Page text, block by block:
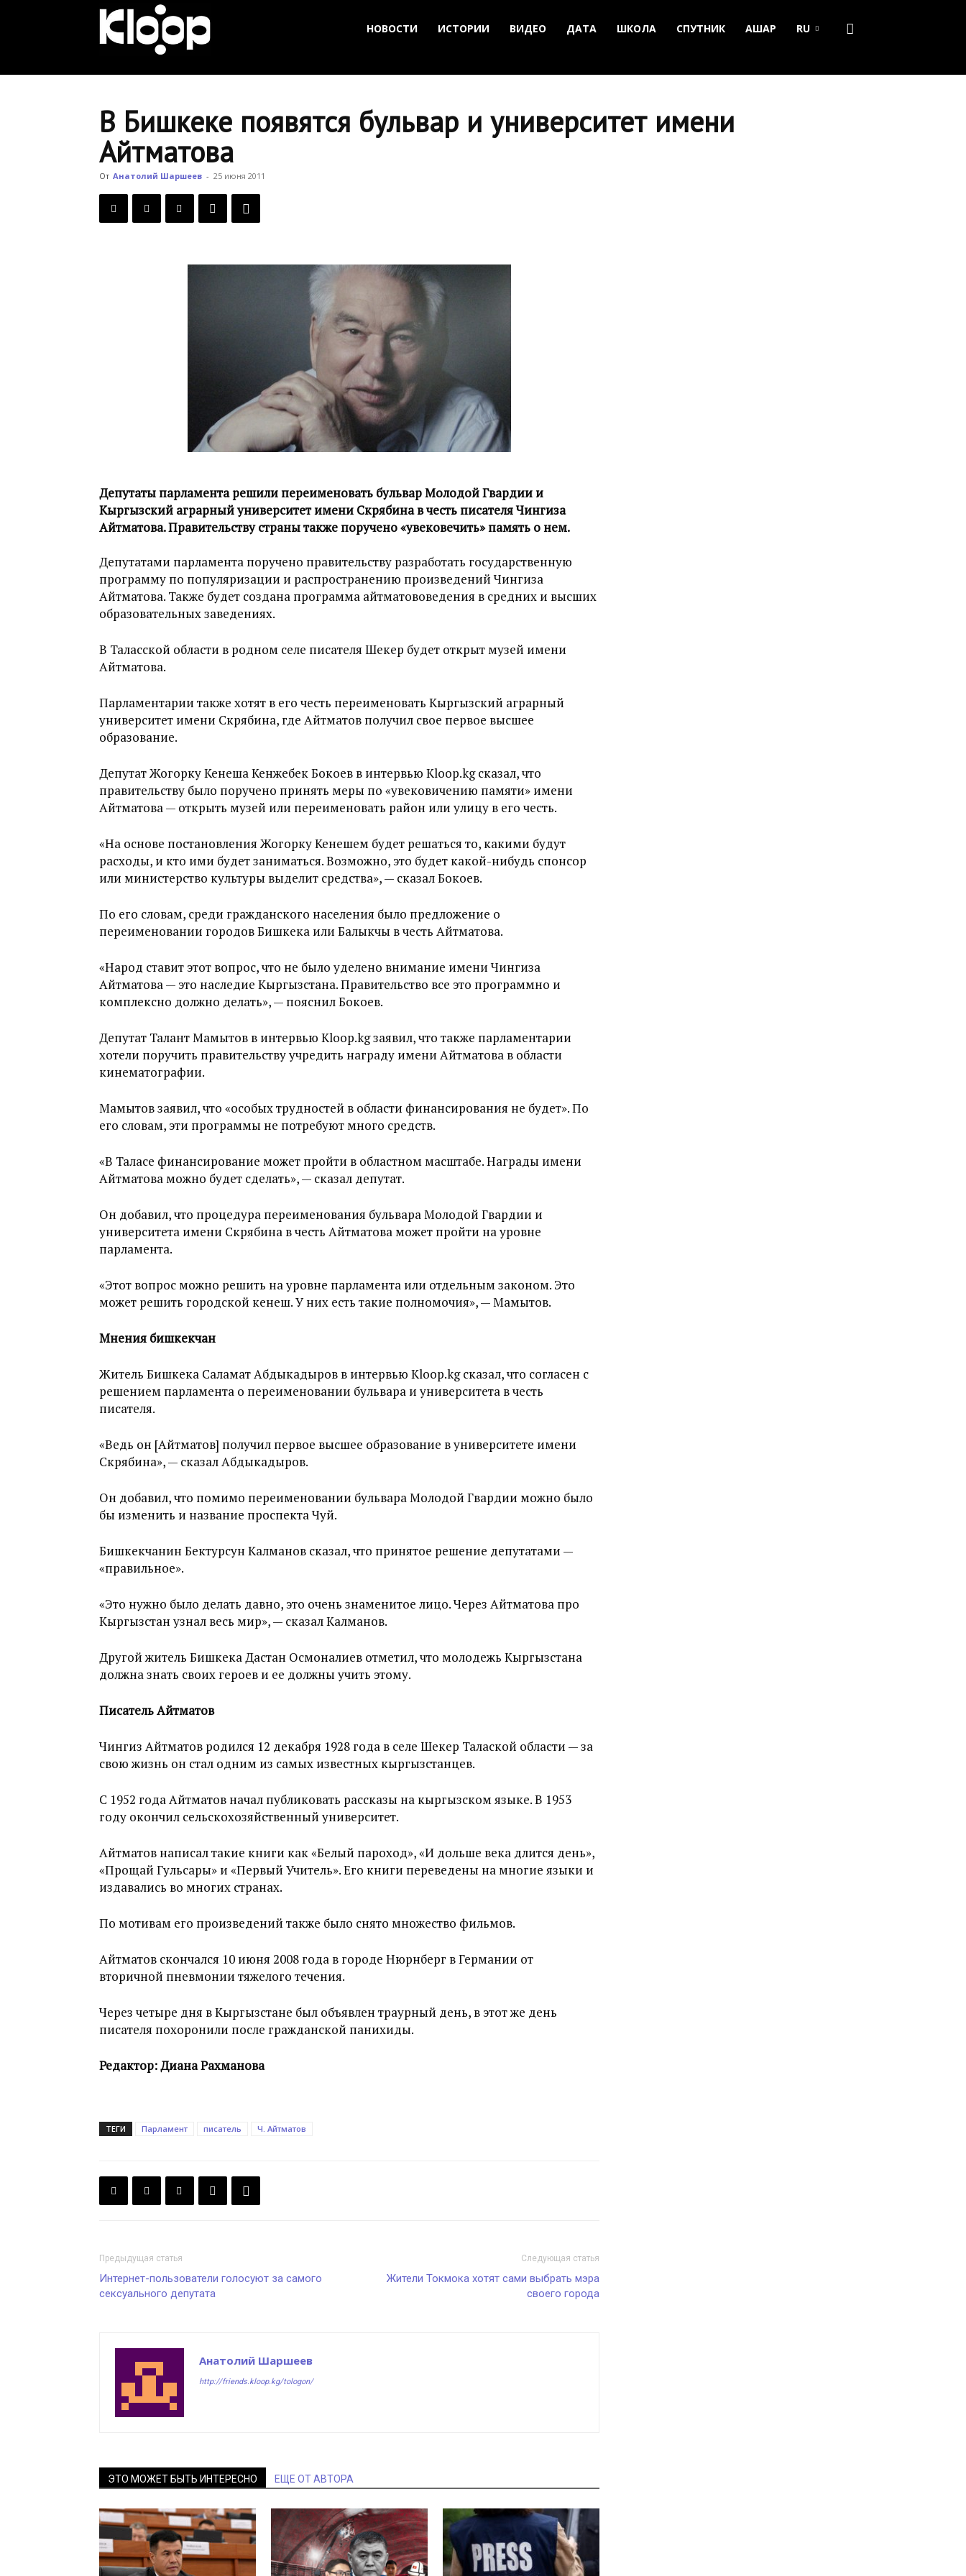
Новости
Кыргызстана
НОВОСТИ ИСТОРИИ ВИДЕО ДАТА ШКОЛА СПУТНИК АШАР RU
В Бишкеке появятся бульвар и университет имени
Айтматова
От Анатолий Шаршеев - 25 июня 2011
Депутаты парламента решили переименовать бульвар Молодой Гвардии и
Кыргызский аграрный университет имени Скрябина в честь писателя Чингиза
Айтматова. Правительству страны также поручено «увековечить» память о нем.
Депутатами парламента поручено правительству разработать государственную
программу по популяризации и распространению произведений Чингиза
Айтматова. Также будет создана программа айтматововедения в средних и высших
образовательных заведениях.
В Таласской области в родном селе писателя Шекер будет открыт музей имени
Айтматова.
Парламентарии также хотят в его честь переименовать Кыргызский аграрный
университет имени Скрябина, где Айтматов получил свое первое высшее
образование.
Депутат Жогорку Кенеша Кенжебек Бокоев в интервью Kloop.kg сказал, что
правительству было поручено принять меры по «увековичению памяти» имени
Айтматова — открыть музей или переименовать район или улицу в его честь.
«На основе постановления Жогорку Кенешем будет решаться то, какими будут
расходы, и кто ими будет заниматься. Возможно, это будет какой-нибудь спонсор
или министерство культуры выделит средства», — сказал Бокоев.
По его словам, среди гражданского населения было предложение о
переименовании городов Бишкека или Балыкчы в честь Айтматова.
«Народ ставит этот вопрос, что не было уделено внимание имени Чингиза
Айтматова — это наследие Кыргызстана. Правительство все это программно и
комплексно должно делать», — пояснил Бокоев.
Депутат Талант Мамытов в интервью Kloop.kg заявил, что также парламентарии
хотели поручить правительству учредить награду имени Айтматова в области
кинематографии.
Мамытов заявил, что «особых трудностей в области финансирования не будет». По
его словам, эти программы не потребуют много средств.
«В Таласе финансирование может пройти в областном масштабе. Награды имени
Айтматова можно будет сделать», — сказал депутат.
Он добавил, что процедура переименования бульвара Молодой Гвардии и
университета имени Скрябина в честь Айтматова может пройти на уровне
парламента.
«Этот вопрос можно решить на уровне парламента или отдельным законом. Это
может решить городской кенеш. У них есть такие полномочия», — Мамытов.
Мнения бишкекчан
Житель Бишкека Саламат Абдыкадыров в интервью Kloop.kg сказал, что согласен с
решением парламента о переименовании бульвара и университета в честь
писателя.
«Ведь он [Айтматов] получил первое высшее образование в университете имени
Скрябина», — сказал Абдыкадыров.
Он добавил, что помимо переименовании бульвара Молодой Гвардии можно было
бы изменить и название проспекта Чуй.
Бишкекчанин Бектурсун Калманов сказал, что принятое решение депутатами —
«правильное».
«Это нужно было делать давно, это очень знаменитое лицо. Через Айтматова про
Кыргызстан узнал весь мир», — сказал Калманов.
Другой житель Бишкека Дастан Осмоналиев отметил, что молодежь Кыргызстана
должна знать своих героев и ее должны учить этому.
Писатель Айтматов
Чингиз Айтматов родился 12 декабря 1928 года в селе Шекер Талаской области — за
свою жизнь он стал одним из самых известных кыргызстанцев.
С 1952 года Айтматов начал публиковать рассказы на кыргызском языке. В 1953
году окончил сельскохозяйственный университет.
Айтматов написал такие книги как «Белый пароход», «И дольше века длится день»,
«Прощай Гульсары» и «Первый Учитель». Его книги переведены на многие языки и
издавались во многих странах.
По мотивам его произведений также было снято множество фильмов.
Айтматов скончался 10 июня 2008 года в городе Нюрнберг в Германии от
вторичной пневмонии тяжелого течения.
Через четыре дня в Кыргызстане был объявлен траурный день, в этот же день
писателя похоронили после гражданской панихиды.
Редактор: Диана Рахманова
ТЕГИ Парламент писатель Ч. Айтматов
Предыдущая статья
Интернет-пользователи голосуют за самого
сексуального депутата
Следующая статья
Жители Токмока хотят сами выбрать мэра
своего города
Анатолий Шаршеев
http://friends.kloop.kg/tologon/
ЭТО МОЖЕТ БЫТЬ ИНТЕРЕСНО ЕЩЕ ОТ АВТОРА